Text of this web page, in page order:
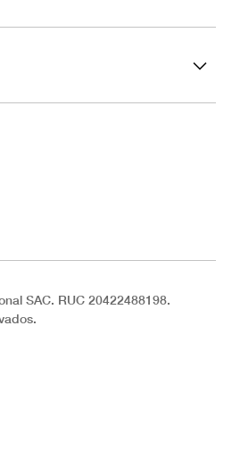
SAC. RUC 20422488198.